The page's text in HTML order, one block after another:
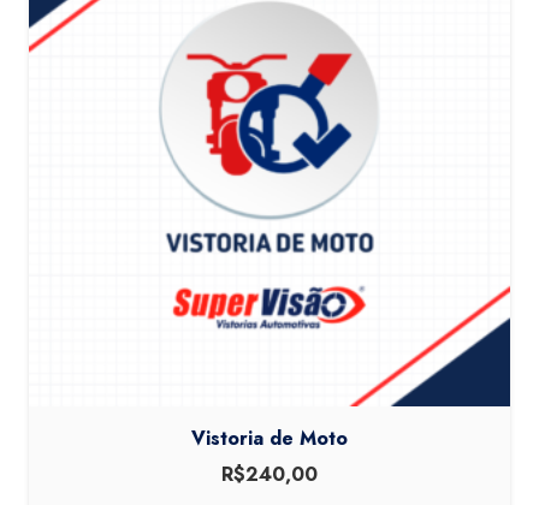
Vistoria de Moto
R$240,00